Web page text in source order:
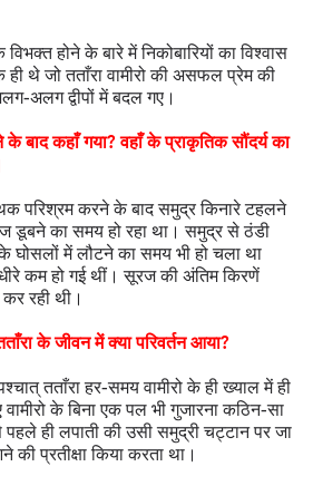
विभक्त होने के बारे में निकोबारियों का विश्वास
ही थे जो तताँरा वामीरो की असफल प्रेम की
अलग द्वीपों में बदल गए।
बाद कहाँ गया? वहाँ के प्राकृतिक सौंदर्य का
परिश्रम करने के बाद समुद्र किनारे टहलने
का समय हो रहा था। समुद्र से ठंडी
के घोसलों में लौटने का समय भी हो चला था
कम हो गई थीं। सूरज की अंतिम किरणें
रही थी।
के जीवन में क्या परिवर्तन आया?
तताँरा हर-समय वामीरो के ही ख्याल में ही
के बिना एक पल भी गुजारना कठिन-सा
पहले ही लपाती की उसी समुद्री चट्टान पर जा
की प्रतीक्षा किया करता था।